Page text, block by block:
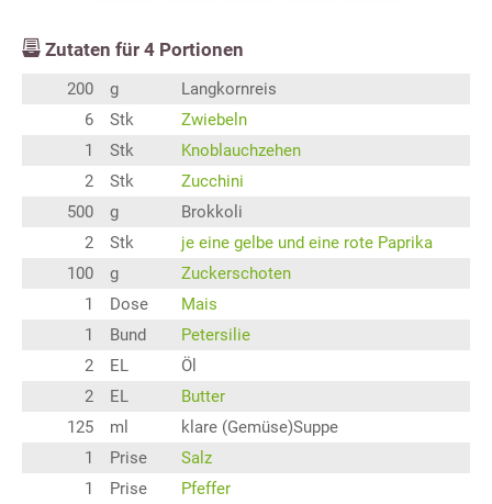
Zutaten für 4 Portionen
200 g
Langkornreis
6
Stk
Zwiebeln
1
Stk
Knoblauchzehen
2
Stk
Zucchini
500
g
Brokkoli
2
Stk
je eine gelbe und eine rote Paprika
100
g
Zuckerschoten
1
Dose
Mais
1
Bund
Petersilie
2
EL
Öl
2
EL
Butter
125
ml
klare (Gemüse)Suppe
1
Prise
Salz
1
Prise
Pfeffer